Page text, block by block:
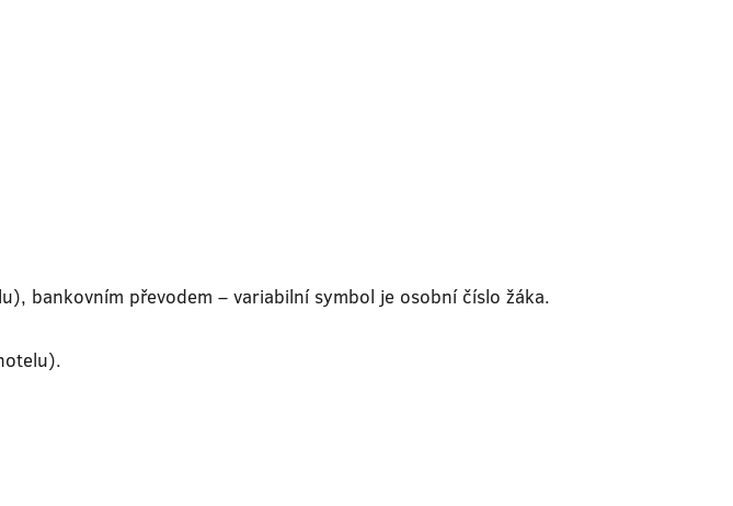
bankovním převodem – variabilní symbol je osobní číslo žáka.